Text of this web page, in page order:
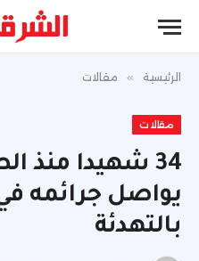
الرئيسية » مقالات
مقالات
34 شهيدا منذ
يواصل جرائمه
بالتهدئة